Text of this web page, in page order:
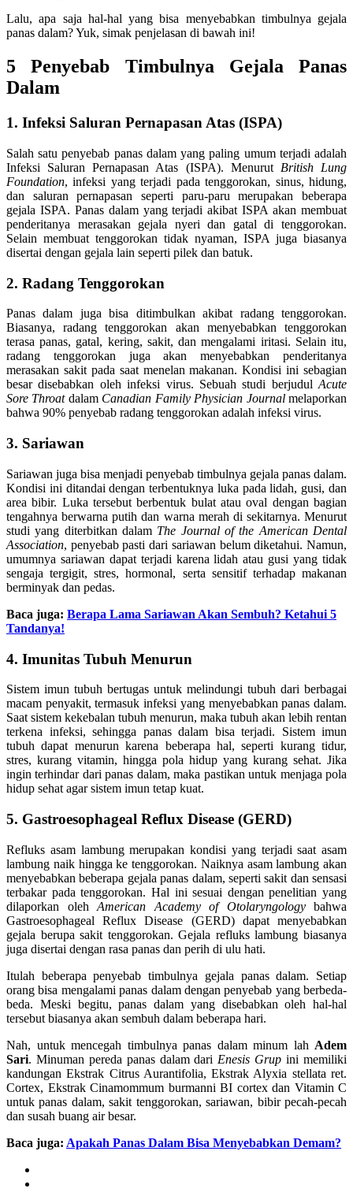
Lalu, apa saja hal-hal yang bisa menyebabkan timbulnya gejala
panas dalam? Yuk, simak penjelasan di bawah ini!
5 Penyebab Timbulnya Gejala Panas
Dalam
1. Infeksi Saluran Pernapasan Atas (ISPA)
Salah satu penyebab panas dalam yang paling umum terjadi adalah
Infeksi Saluran Pernapasan Atas (ISPA). Menurut British Lung
Foundation, infeksi yang terjadi pada tenggorokan, sinus, hidung,
dan saluran pernapasan seperti paru-paru merupakan beberapa
gejala ISPA. Panas dalam yang terjadi akibat ISPA akan membuat
penderitanya merasakan gejala nyeri dan gatal di tenggorokan.
Selain membuat tenggorokan tidak nyaman, ISPA juga biasanya
disertai dengan gejala lain seperti pilek dan batuk.
2. Radang Tenggorokan
Panas dalam juga bisa ditimbulkan akibat radang tenggorokan.
Biasanya, radang tenggorokan akan menyebabkan tenggorokan
terasa panas, gatal, kering, sakit, dan mengalami iritasi. Selain itu,
radang tenggorokan juga akan menyebabkan penderitanya
merasakan sakit pada saat menelan makanan. Kondisi ini sebagian
besar disebabkan oleh infeksi virus. Sebuah studi berjudulAcute
Sore Throatdalam Canadian Family Physician Journalmelaporkan
bahwa 90% penyebab radang tenggorokan adalah infeksi virus.
3. Sariawan
Sariawan juga bisa menjadi penyebab timbulnya gejala panas dalam.
Kondisi ini ditandai dengan terbentuknya luka pada lidah, gusi, dan
area bibir. Luka tersebut berbentuk bulat atau oval dengan bagian
tengahnya berwarna putih dan warna merah di sekitarnya. Menurut
studi yang diterbitkan dalam The Journal of the American Dental
Association, penyebab pasti dari sariawan belum diketahui. Namun,
umumnya sariawan dapat terjadi karena lidah atau gusi yang tidak
sengaja tergigit, stres, hormonal, serta sensitif terhadap makanan
berminyak dan pedas.
Baca juga: Berapa Lama Sariawan Akan Sembuh? Ketahui 5
Tandanya!
4. Imunitas Tubuh Menurun
Sistem imun tubuh bertugas untuk melindungi tubuh dari berbagai
macam penyakit, termasuk infeksi yang menyebabkan panas dalam.
Saat sistem kekebalan tubuh menurun, maka tubuh akan lebih rentan
terkena infeksi, sehingga panas dalam bisa terjadi. Sistem imun
tubuh dapat menurun karena beberapa hal, seperti kurang tidur,
stres, kurang vitamin, hingga pola hidup yang kurang sehat. Jika
ingin terhindar dari panas dalam, maka pastikan untuk menjaga pola
hidup sehat agar sistem imun tetap kuat.
5. Gastroesophageal Reflux Disease (GERD)
Refluks asam lambung merupakan kondisi yang terjadi saat asam
lambung naik hingga ke tenggorokan. Naiknya asam lambung akan
menyebabkan beberapa gejala panas dalam, seperti sakit dan sensasi
terbakar pada tenggorokan. Hal ini sesuai dengan penelitian yang
dilaporkan oleh American Academy of Otolaryngologybahwa
Gastroesophageal Reflux Disease (GERD) dapat menyebabkan
gejala berupa sakit tenggorokan. Gejala refluks lambung biasanya
juga disertai dengan rasa panas dan perih di ulu hati.
Itulah beberapa penyebab timbulnya gejala panas dalam. Setiap
orang bisa mengalami panas dalam dengan penyebab yang berbeda-
beda. Meski begitu, panas dalam yang disebabkan oleh hal-hal
tersebut biasanya akan sembuh dalam beberapa hari.
Nah, untuk mencegah timbulnya panas dalam minum lah Adem
Sari. Minuman pereda panas dalam dari Enesis Grup ini memiliki
kandungan Ekstrak Citrus Aurantifolia, Ekstrak Alyxia stellata ret.
Cortex, Ekstrak Cinamommum burmanni BI cortex dan Vitamin C
untuk panas dalam, sakit tenggorokan, sariawan, bibir pecah-pecah
dan susah buang air besar.
Baca juga: Apakah Panas Dalam Bisa Menyebabkan Demam?